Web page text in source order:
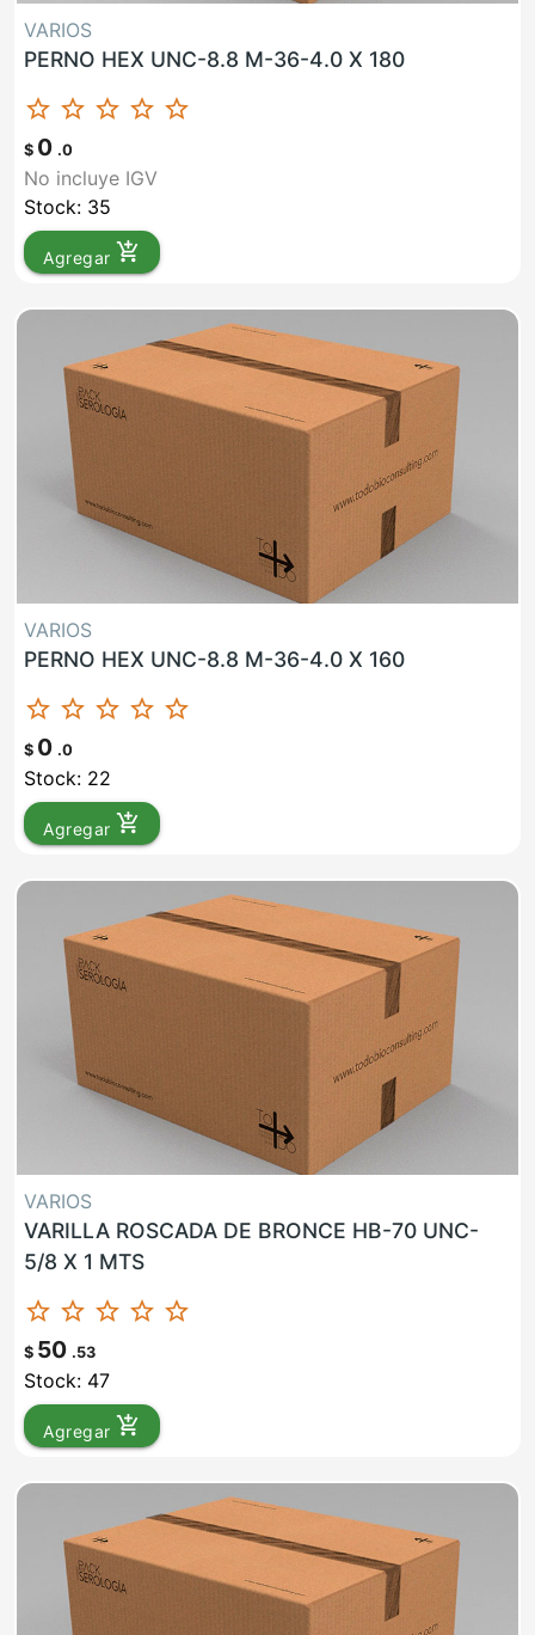
VARIOS
PERNO HEX UNC-8.8 M-36-4.0 X 180
star_border star_border star_border star_border star_border
$ 0 .0
No incluye IGV
Stock: 35
Agregar add_shopping_cart
VARIOS
PERNO HEX UNC-8.8 M-36-4.0 X 160
star_border star_border star_border star_border star_border
$ 0 .0
Stock: 22
Agregar add_shopping_cart
VARIOS
VARILLA ROSCADA DE BRONCE HB-70 UNC-
5/8 X 1 MTS
star_border star_border star_border star_border star_border
$ 50 .53
Stock: 47
Agregar add_shopping_cart